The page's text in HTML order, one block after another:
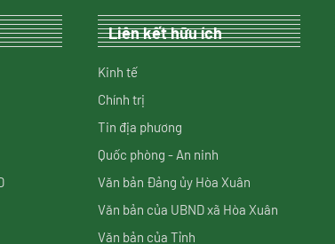
Liên kết hữu ích
Kinh tế
Chính trị
Tin địa phương
Quốc phòng - An ninh
Văn bản Đảng ủy Hòa Xuân
Văn bản của UBND xã Hòa Xuân
Văn bản của Tỉnh